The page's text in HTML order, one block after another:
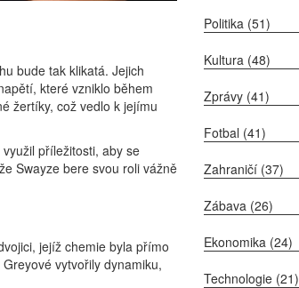
bude tak klikatá. Jejich
které vzniklo během
žertíky, což vedlo k jejímu
příležitosti, aby se
Swayze bere svou roli vážně
jejíž chemie byla přímo
vytvořily dynamiku,
Politika (51)
Kultura (48)
Zprávy (41)
Fotbal (41)
Zahraničí (37)
Zábava (26)
Ekonomika (24)
Technologie (21)